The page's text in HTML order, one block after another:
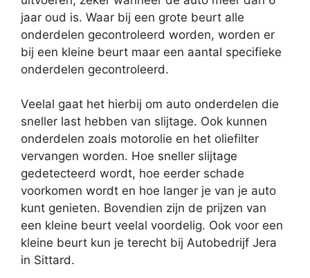
jaar oud is. Waar bij een grote beurt alle
onderdelen gecontroleerd worden, worden er
bij een kleine beurt maar een aantal specifieke
onderdelen gecontroleerd.
Veelal gaat het hierbij om auto onderdelen die
sneller last hebben van slijtage. Ook kunnen
onderdelen zoals motorolie en het oliefilter
vervangen worden. Hoe sneller slijtage
gedetecteerd wordt, hoe eerder schade
voorkomen wordt en hoe langer je van je auto
kunt genieten. Bovendien zijn de prijzen van
een kleine beurt veelal voordelig. Ook voor een
kleine beurt kun je terecht bij Autobedrijf Jera
in Sittard.